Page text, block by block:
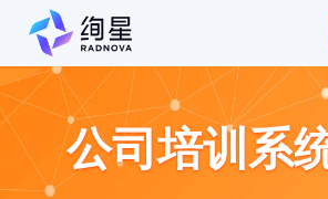
公司培训系